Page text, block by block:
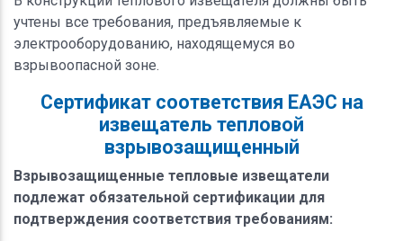
учтены все требования, предъявляемые к
электрооборудованию, находящемуся во
взрывоопасной зоне.
Сертификат соответствия ЕАЭС на
извещатель тепловой
взрывозащищенный
Взрывозащищенные тепловые извещатели
подлежат обязательной сертификации для
подтверждения соответствия требованиям: